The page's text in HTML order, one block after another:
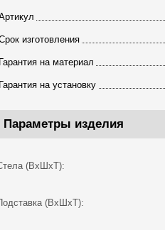
изготовления
на материал
на установку
Параметры изделия
(ВхШхТ):
(ВхШхТ):